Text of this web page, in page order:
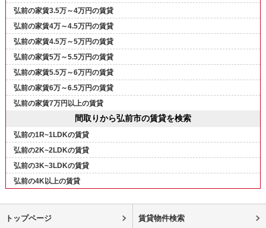
弘前の家賃3.5万～4万円の賃貸
弘前の家賃4万～4.5万円の賃貸
弘前の家賃4.5万～5万円の賃貸
弘前の家賃5万～5.5万円の賃貸
弘前の家賃5.5万～6万円の賃貸
弘前の家賃6万～6.5万円の賃貸
弘前の家賃7万円以上の賃貸
間取りから弘前市の賃貸を検索
弘前の1R~1LDKの賃貸
弘前の2K~2LDKの賃貸
弘前の3K~3LDKの賃貸
弘前の4K以上の賃貸
トップページ 賃貸物件検索